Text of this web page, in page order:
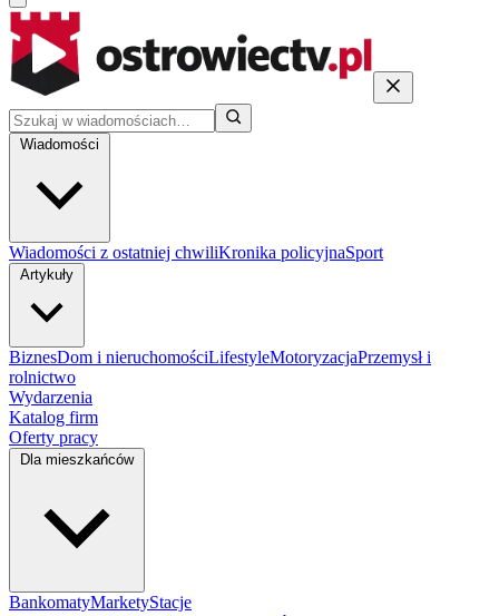
Wiadomości
Wiadomości z ostatniej chwiliKronika policyjnaSport
Artykuły
BiznesDom i nieruchomościLifestyleMotoryzacjaPrzemysł i
rolnictwo
Wydarzenia
Katalog firm
Oferty pracy
Dla mieszkańców
BankomatyMarketyStacje